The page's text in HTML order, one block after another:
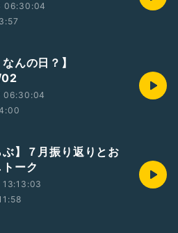
06:30:04
なんの日？】
ぶ】７月振り返りとお
ーク